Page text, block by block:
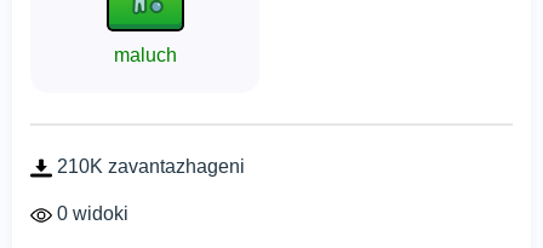
maluch
210K zavantazhageni
0 widoki